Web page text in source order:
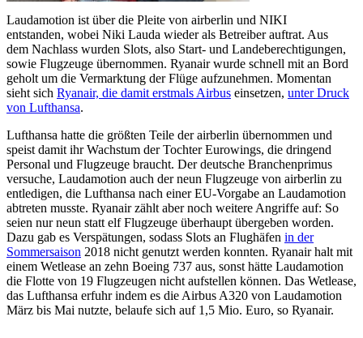
Laudamotion ist über die Pleite von airberlin und NIKI
entstanden, wobei Niki Lauda wieder als Betreiber auftrat. Aus
dem Nachlass wurden Slots, also Start- und Landeberechtigungen,
sowie Flugzeuge übernommen. Ryanair wurde schnell mit an Bord
geholt um die Vermarktung der Flüge aufzunehmen. Momentan
sieht sich Ryanair, die damit erstmals Airbus einsetzen, unter Druck
von Lufthansa.
Lufthansa hatte die größten Teile der airberlin übernommen und
speist damit ihr Wachstum der Tochter Eurowings, die dringend
Personal und Flugzeuge braucht. Der deutsche Branchenprimus
versuche, Laudamotion auch der neun Flugzeuge von airberlin zu
entledigen, die Lufthansa nach einer EU-Vorgabe an Laudamotion
abtreten musste. Ryanair zählt aber noch weitere Angriffe auf: So
seien nur neun statt elf Flugzeuge überhaupt übergeben worden.
Dazu gab es Verspätungen, sodass Slots an Flughäfen in der
Sommersaison 2018 nicht genutzt werden konnten. Ryanair halt mit
einem Wetlease an zehn Boeing 737 aus, sonst hätte Laudamotion
die Flotte von 19 Flugzeugen nicht aufstellen können. Das Wetlease,
das Lufthansa erfuhr indem es die Airbus A320 von Laudamotion
März bis Mai nutzte, belaufe sich auf 1,5 Mio. Euro, so Ryanair.